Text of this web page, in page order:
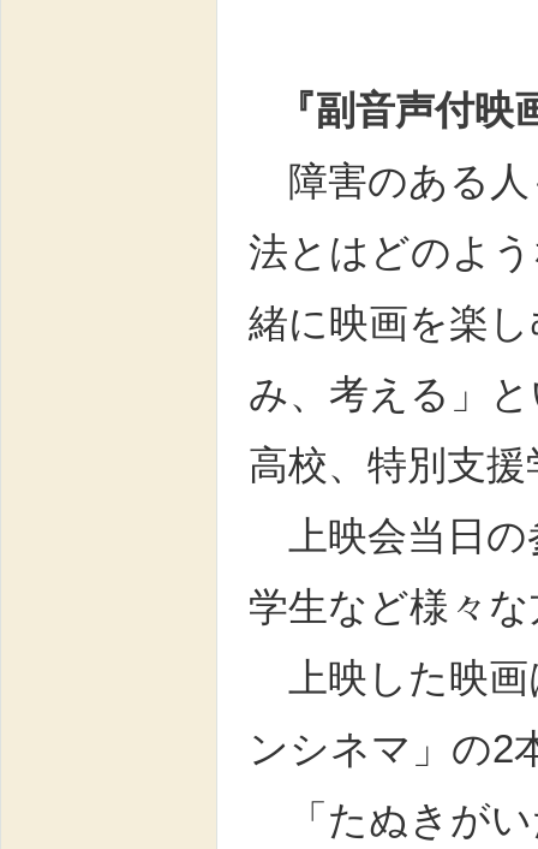
『副音声付映
障害のある人
法とはどのよ
緒に映画を楽
み、考える」
高校、特別支
上映会当日の
学生など様々
上映した映画
ンシネマ」の2
「たぬきがい